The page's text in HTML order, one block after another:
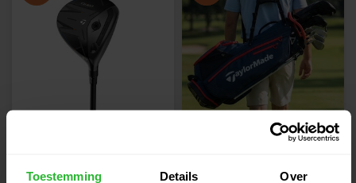
Toestemming Details Over
TaylorMade Pro Stand